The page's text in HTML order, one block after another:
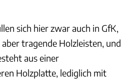
sich hier zwar auch in GfK,
tragende Holzleisten, und
aus einer
Holzplatte, lediglich mit